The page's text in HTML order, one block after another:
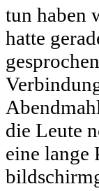
tun haben
hatte
die Leute
eine lange